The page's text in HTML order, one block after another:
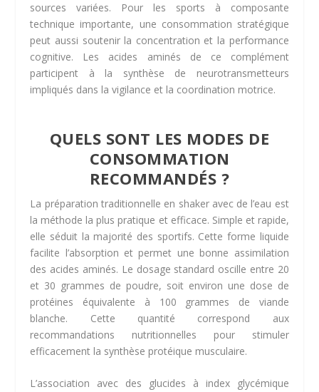
sources variées. Pour les sports à composante
technique importante, une consommation stratégique
peut aussi soutenir la concentration et la performance
cognitive. Les acides aminés de ce complément
participent à la synthèse de neurotransmetteurs
impliqués dans la vigilance et la coordination motrice.
QUELS SONT LES MODES DE
CONSOMMATION
RECOMMANDÉS ?
La préparation traditionnelle en shaker avec de l’eau est
la méthode la plus pratique et efficace. Simple et rapide,
elle séduit la majorité des sportifs. Cette forme liquide
facilite l’absorption et permet une bonne assimilation
des acides aminés. Le dosage standard oscille entre 20
et 30 grammes de poudre, soit environ une dose de
protéines équivalente à 100 grammes de viande
blanche. Cette quantité correspond aux
recommandations nutritionnelles pour stimuler
efficacement la synthèse protéique musculaire.
L’association avec des glucides à index glycémique